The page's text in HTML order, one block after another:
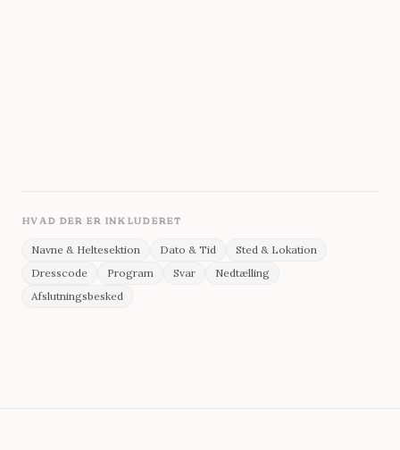
HVAD DER ER INKLUDERET
Navne & Heltesektion Dato & Tid
Sted & Lokation
Dresscode
Program Svar
Nedtælling
Afslutningsbesked